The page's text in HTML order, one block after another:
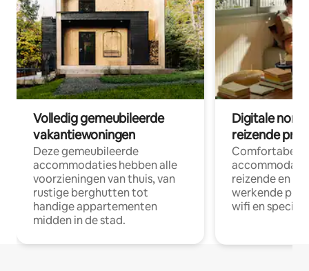
Volledig gemeubileerde
vakantiewoningen
Deze gemeubileerde
accommodaties hebben alle
voorzieningen van thuis, van
rustige berghutten tot
handige appartementen
midden in de stad.
Digitale
reizende
Comfortabele
reizende en
werkende
wifi en